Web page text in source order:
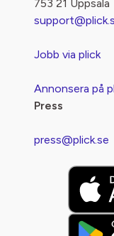
753 21 Uppsala
Jobb via plick
Annonsera på
Press
press@plick.se